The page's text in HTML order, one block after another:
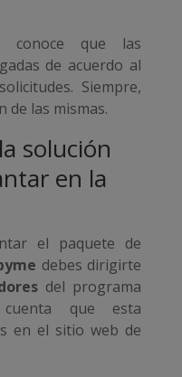
conoce que las
de acuerdo al
Siempre,
de las mismas.
solución
en la
el paquete de
debes dirigirte
del programa
que esta
en el sitio web de